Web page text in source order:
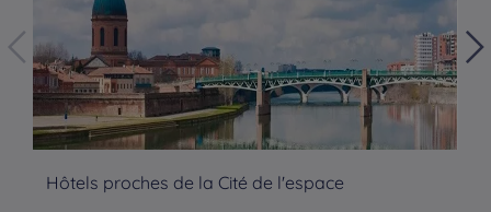
Hôtels proches de la Cité de l'espace
Hôtels à Bordeaux